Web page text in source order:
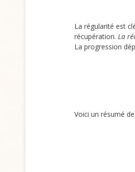
La régularité est
récupération. La
La progression
Voici un résumé